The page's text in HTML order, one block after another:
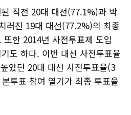
직전 20대 대선(77.1%)과 박
러진 19대 대선(77.2%)의 최종
한 2014년 사전투표제 도입
도 하다. 이번 대선 사전투표율
았던 20대 대선 사전투표율(3
투표 참여 열기가 최종 투표율